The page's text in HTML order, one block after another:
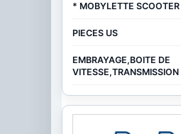
* MOBYLETTE SCOOTER
PIECES US
EMBRAYAGE,BOITE DE
VITESSE,TRANSMISSION